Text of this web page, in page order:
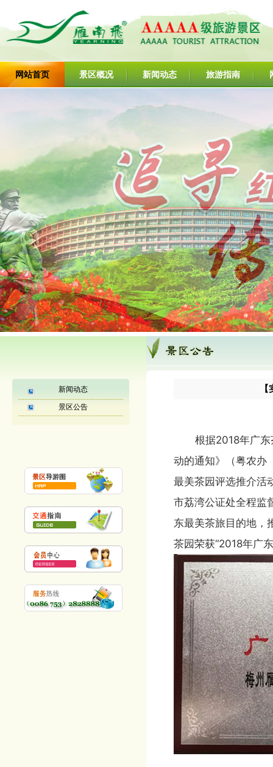
网站首页 景区概况 新闻动态 旅游指南
1
新闻动态
景区公告
根据2018年广东茶
动的通知》（粤农办
最美茶园评选推介活
市荔湾公证处全程监
东最美茶旅目的地，
茶园荣获“2018年广